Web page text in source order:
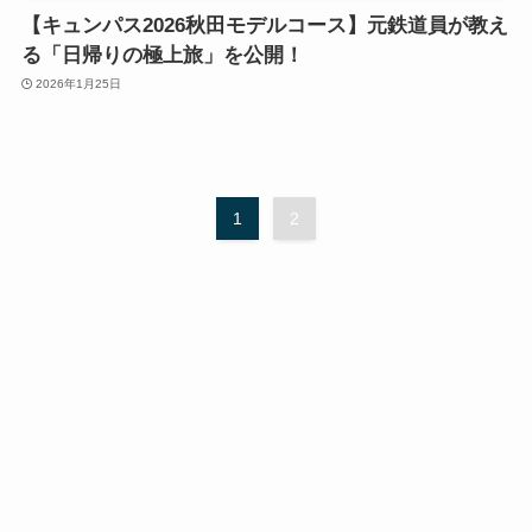
【キュンパス2026秋田モデルコース】元鉄道員が教え
る「日帰りの極上旅」を公開！
2026年1月25日
1 2